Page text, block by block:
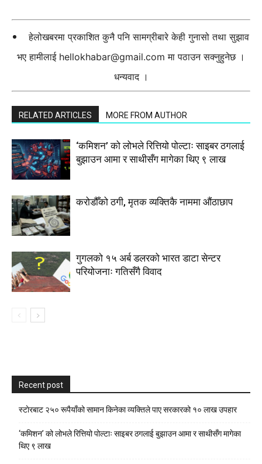
हेलोखबरमा प्रकाशित कुनै पनि सामग्रीबारे केही गुनासो तथा सुझाव
भए हामीलाई hellokhabar@gmail.com मा पठाउन सक्नुहुनेछ ।
धन्यवाद ।
RELATED ARTICLES MORE FROM AUTHOR
‘कमिशन’ को लोभले रित्तियो पोल्टाः साइबर ठगलाई
बुझाउन आमा र साथीसँग मागेका थिए ९ लाख
करोडौँको ठगी, मृतक व्यक्तिकै नाममा औंठाछाप
गुगलको १५ अर्ब डलरको भारत डाटा सेन्टर
परियोजनाः गतिसँगै विवाद
Recent post
स्टाेरबाट २५० रूपैयाँको सामान किनेका व्यक्तिले पाए सरकारको १० लाख उपहार
‘कमिशन’ को लोभले रित्तियो पोल्टाः साइबर ठगलाई बुझाउन आमा र साथीसँग मागेका
थिए ९ लाख